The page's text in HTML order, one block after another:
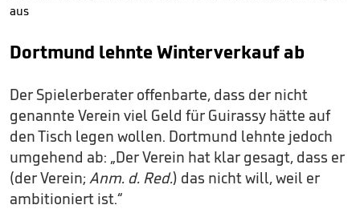
aus
Dortmund lehnte Winterverkauf ab
Der Spielerberater offenbarte, dass der nicht
genannte Verein viel Geld für Guirassy hätte auf
den Tisch legen wollen. Dortmund lehnte jedoch
umgehend ab: „Der Verein hat klar gesagt, dass er
(der Verein; Anm. d. Red.) das nicht will, weil er
ambitioniert ist.“